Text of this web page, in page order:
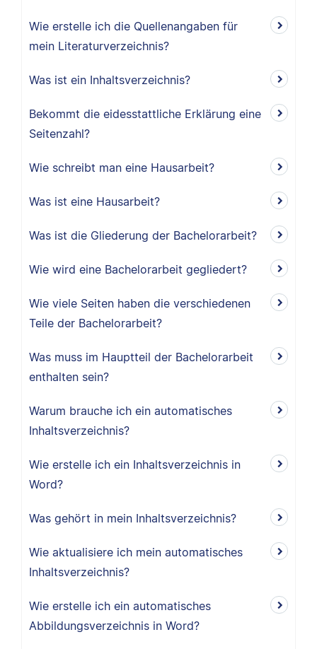
Wie erstelle ich die Quellenangaben für
mein Literaturverzeichnis?
Was ist ein Inhaltsverzeichnis?
Bekommt die eidesstattliche Erklärung eine
Seitenzahl?
Wie schreibt man eine Hausarbeit?
Was ist eine Hausarbeit?
Was ist die Gliederung der Bachelorarbeit?
Wie wird eine Bachelorarbeit gegliedert?
Wie viele Seiten haben die verschiedenen
Teile der Bachelorarbeit?
Was muss im Hauptteil der Bachelorarbeit
enthalten sein?
Warum brauche ich ein automatisches
Inhaltsverzeichnis?
Wie erstelle ich ein Inhaltsverzeichnis in
Word?
Was gehört in mein Inhaltsverzeichnis?
Wie aktualisiere ich mein automatisches
Inhaltsverzeichnis?
Wie erstelle ich ein automatisches
Abbildungsverzeichnis in Word?